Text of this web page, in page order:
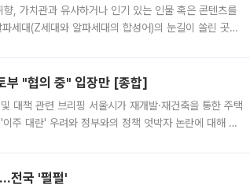
, 가치관과 유사하거나 인기 있는 인물 혹은 콘텐츠를
세대(Z세대와 알파세대의 합성어)의 눈길이 쏠린 곳은
부 "협의 중" 입장만 [종합]
대책 관련 브리핑 서울시가 재개발·재건축을 통한 주택
주 대란' 우려와 정부와의 정책 엇박자 논란에 대해 정
전국 '펄펄'